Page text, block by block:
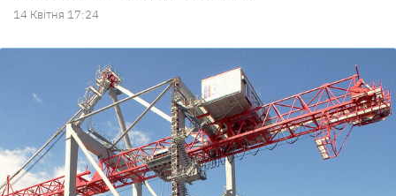
14 Квiтня 17:24